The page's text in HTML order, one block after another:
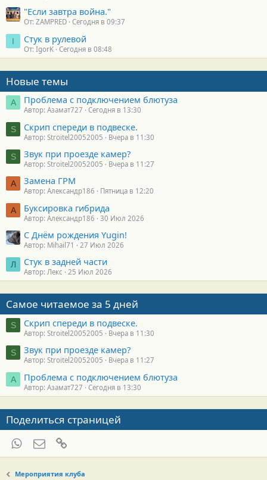
"Если завтра война."
От: ZAMPRED Сегодня в 09:37
I Стук в рулевой
От: IgorK Сегодня в 08:48
Новые темы
А Проблема с подключением блютуза
Автор: Азамат727 Сегодня в 13:30
S Скрип спереди в подвеске.
Автор: Stroitel20052005 Вчера в 11:30
S Звук при проезде камер?
Автор: Stroitel20052005 Вчера в 11:27
А Замена ГРМ
Автор: Александр186 Пятница в 12:20
А Буксировка гибрида
Автор: Александр186 30 Июл 2026
С Днём рождения Yugin!
Автор: Mihail71 27 Июл 2026
Л Стук в задней части
Автор: Лекс 25 Июл 2026
Самое читаемое за 5 дней
S Скрип спереди в подвеске.
Автор: Stroitel20052005 Вчера в 11:30
S Звук при проезде камер?
Автор: Stroitel20052005 Вчера в 11:27
А Проблема с подключением блютуза
Автор: Азамат727 Сегодня в 13:30
Поделиться страницей
WhatsAppЭлектронная почта
Мероприятия клуба